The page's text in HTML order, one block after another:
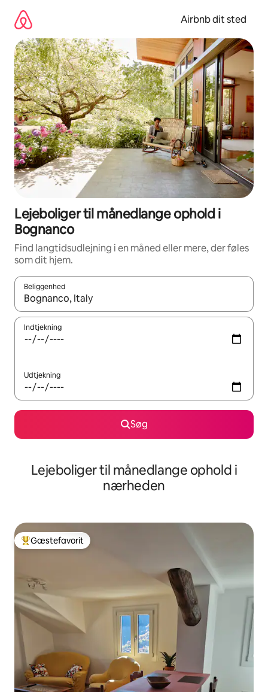
videre
indhold
Airbnb dit sted
Lejeboliger til månedlange ophold i
Bognanco
Find langtidsudlejning i en måned eller mere, der føles
som dit hjem.
Beliggenhed
Når resultaterne er tilgængelige, skal du navigere med
Indtjekning
Udtjekning
Søg
Lejeboliger til månedlange ophold i
nærheden
Bedste gæstefavorit
Gæstefavorit